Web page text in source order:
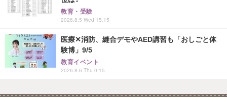
教育・受験
2026.8.5 Wed 15:15
医療✕消防、縫合デモやAED講習も「おしごと体
験博」9/5
教育イベント
2026.8.6 Thu 0:15